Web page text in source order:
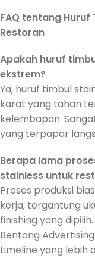
FAQ tentang Huruf
Restoran
Apakah huruf
ekstrem?
Ya, huruf timbul
karat yang tahan
kelembapan.
yang terpapar
Berapa lama
stainless untuk
Proses produksi
kerja, tergantung
finishing yang
Bentang
timeline yang lebih